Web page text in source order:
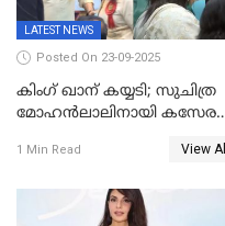
LATEST NEWS
Posted On 23-09-2025
കിംഗ് ഖാന് കയ്യടി; സുചിത്ര
മോഹൻലാലിനായി കസേര
ഖാൻ
1 Min Read View All